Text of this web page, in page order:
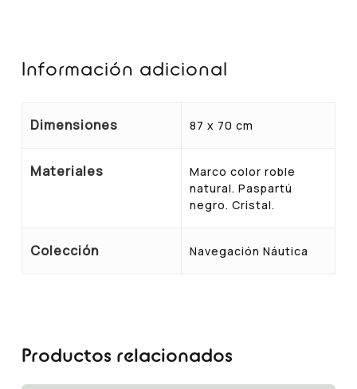
Información adicional
Dimensiones 87 x 70 cm
Materiales
Marco color roble
natural. Paspartú
negro. Cristal.
Colección Navegación Náutica
Productos relacionados